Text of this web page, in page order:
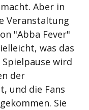
Aber in
Veranstaltung
"Abba Fever"
was das
Spielpause wird
der
und die Fans
Sie